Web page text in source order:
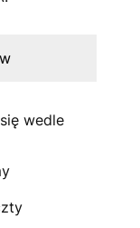
wedle